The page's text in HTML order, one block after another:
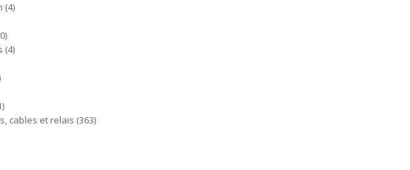
4
4
cables et relais 363